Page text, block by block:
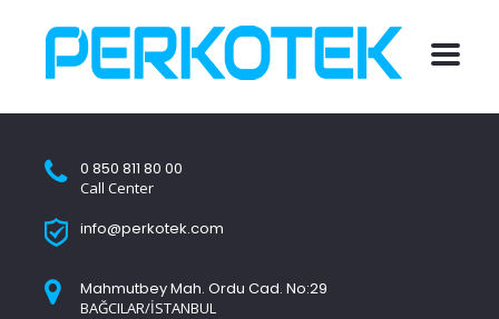
0 850 811 80 00
Call Center
info@perkotek.com
Mahmutbey Mah. Ordu Cad. No:29
BAĞCILAR/İSTANBUL